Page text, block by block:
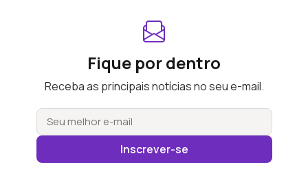
Fique por dentro
Receba as principais notícias no seu e-mail.
Inscrever-se